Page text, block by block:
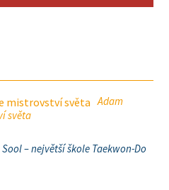
Adam
světa
– největší škole Taekwon-Do